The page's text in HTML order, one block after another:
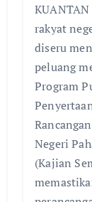
e
b
o
o
k
KUANTAN
rakyat
diseru
peluang
Program
Negeri
(Kajian